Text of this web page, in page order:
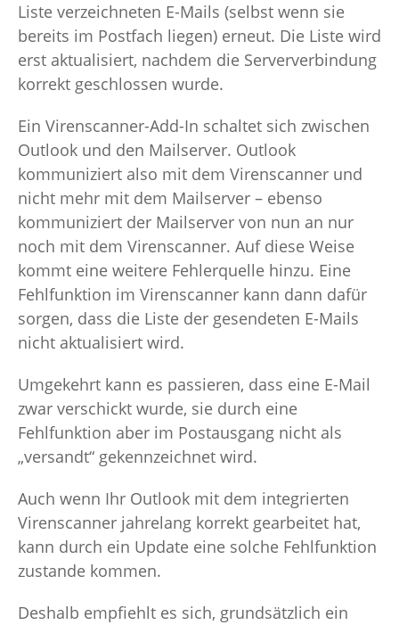
Liste verzeichneten E-Mails (selbst wenn sie
bereits im Postfach liegen) erneut. Die Liste wird
erst aktualisiert, nachdem die Serververbindung
korrekt geschlossen wurde.
Ein Virenscanner-Add-In schaltet sich zwischen
Outlook und den Mailserver. Outlook
kommuniziert also mit dem Virenscanner und
nicht mehr mit dem Mailserver – ebenso
kommuniziert der Mailserver von nun an nur
noch mit dem Virenscanner. Auf diese Weise
kommt eine weitere Fehlerquelle hinzu. Eine
Fehlfunktion im Virenscanner kann dann dafür
sorgen, dass die Liste der gesendeten E-Mails
nicht aktualisiert wird.
Umgekehrt kann es passieren, dass eine E-Mail
zwar verschickt wurde, sie durch eine
Fehlfunktion aber im Postausgang nicht als
„versandt“ gekennzeichnet wird.
Auch wenn Ihr Outlook mit dem integrierten
Virenscanner jahrelang korrekt gearbeitet hat,
kann durch ein Update eine solche Fehlfunktion
zustande kommen.
Deshalb empfiehlt es sich, grundsätzlich ein